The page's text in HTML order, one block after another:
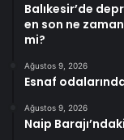
Balıkesir’de
en son ne
mi?
Ağustos 9, 2026
Esnaf
Ağustos 9, 2026
Naip